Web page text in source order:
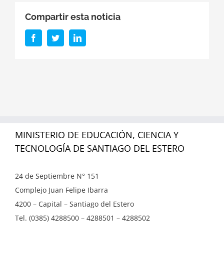
Compartir esta noticia
FacebookTwitterLinkedIn
MINISTERIO DE EDUCACIÓN, CIENCIA Y
TECNOLOGÍA DE SANTIAGO DEL ESTERO
24 de Septiembre N° 151
Complejo Juan Felipe Ibarra
4200 – Capital – Santiago del Estero
Tel. (0385) 4288500 – 4288501 – 4288502